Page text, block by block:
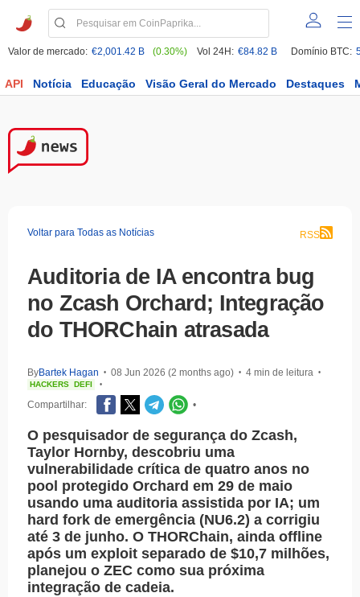
Valor de mercado: €2,001.42 B (0.30%) Vol 24H: €84.82 B Domínio BTC:
API Notícia Educação Visão Geral do Mercado Destaques
Voltar para Todas as Notícias RSS
Auditoria de IA encontra bug
no Zcash Orchard; Integração
do THORChain atrasada
ByBartek Hagan • 08 Jun 2026 (2 months ago) • 4 min de leitura •
HACKERS DEFI •
Compartilhar: •
O pesquisador de segurança do Zcash,
Taylor Hornby, descobriu uma
vulnerabilidade crítica de quatro anos no
pool protegido Orchard em 29 de maio
usando uma auditoria assistida por IA; um
hard fork de emergência (NU6.2) a corrigiu
até 3 de junho. O THORChain, ainda offline
após um exploit separado de $10,7 milhões,
planejou o ZEC como sua próxima
integração de cadeia.